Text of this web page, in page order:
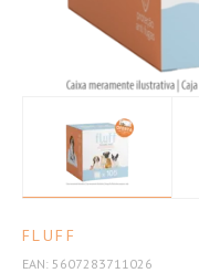
FLUFF
EAN: 5607283711026